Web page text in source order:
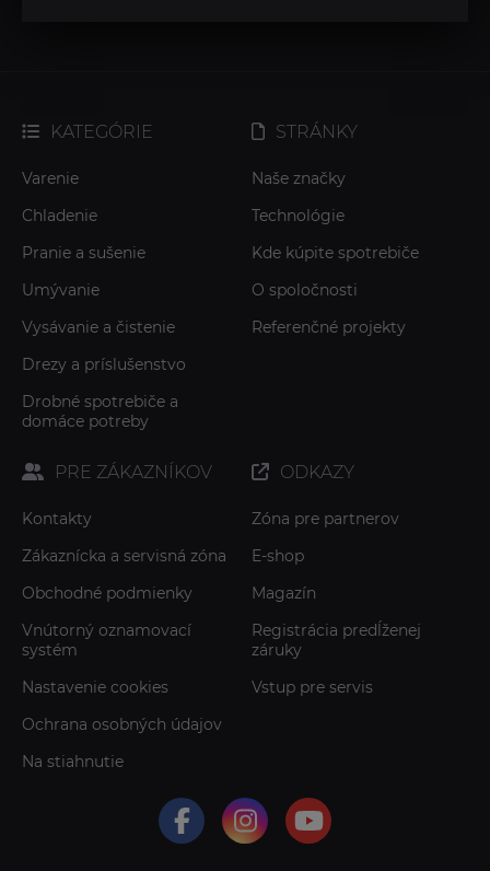
KATEGÓRIE
Varenie
Chladenie
Pranie a sušenie
Umývanie
Vysávanie a čistenie
Drezy a príslušenstvo
Drobné spotrebiče a
domáce potreby
STRÁNKY
Naše značky
Technológie
Kde kúpite spotrebiče
O spoločnosti
Referenčné projekty
PRE ZÁKAZNÍKOV
Kontakty
Zákaznícka a servisná zóna
Obchodné podmienky
Vnútorný oznamovací
systém
Nastavenie cookies
Ochrana osobných údajov
Na stiahnutie
ODKAZY
Zóna pre partnerov
E-shop
Magazín
Registrácia predĺženej
záruky
Vstup pre servis